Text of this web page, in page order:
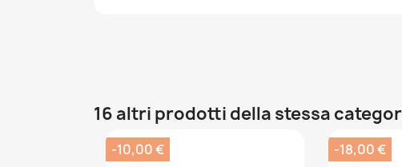
16 altri prodotti della stessa
-10,00 € -18,00 €